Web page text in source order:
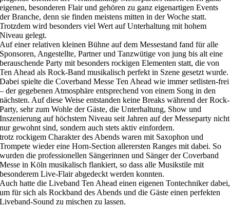
eigenen, besonderen Flair und gehören zu ganz eigenartigen Events
der Branche, denn sie finden meistens mitten in der Woche statt.
Trotzdem wird besonders viel Wert auf Unterhaltung mit hohem
Niveau gelegt.
Auf einer relativen kleinen Bühne auf dem Messestand fand für alle
Sponsoren, Angestellte, Partner und Tanzwütige von jung bis alt eine
berauschende Party mit besonders rockigen Elementen statt, die von
Ten Ahead als Rock-Band musikalisch perfekt in Szene gesetzt wurde.
Dabei spielte die Coverband Messe Ten Ahead wie immer setlisten-frei
– der gegebenen Atmosphäre entsprechend von einem Song in den
nächsten. Auf diese Weise entstanden keine Breaks während der Rock-
Party, sehr zum Wohle der Gäste, die Unterhaltung, Show und
Inszenierung auf höchstem Niveau seit Jahren auf der Messeparty nicht
nur gewohnt sind, sondern auch stets aktiv einfordern.
trotz rockigem Charakter des Abends waren mit Saxophon und
Trompete wieder eine Horn-Section allerersten Ranges mit dabei. So
wurden die professionellen Sängerinnen und Sänger der Coverband
Messe in Köln musikalisch flankiert, so dass alle Musikstile mit
besonderem Live-Flair abgedeckt werden konnten.
Auch hatte die Liveband Ten Ahead einen eigenen Tontechniker dabei,
um für sich als Rockband des Abends und die Gäste einen perfekten
Liveband-Sound zu mischen zu lassen.